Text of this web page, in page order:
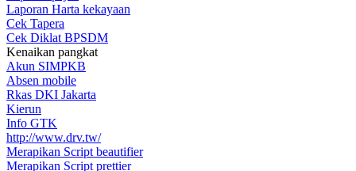
Laporan Harta kekayaan
Cek Tapera
Cek Diklat BPSDM
Kenaikan pangkat
Akun SIMPKB
Absen mobile
Rkas DKI Jakarta
Kierun
Info GTK
http://www.drv.tw/
Merapikan Script beautifier
Merapikan Script prettier